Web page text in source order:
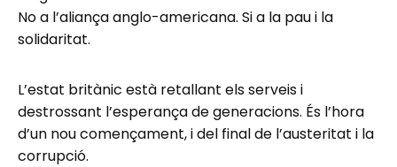
No a l’aliança anglo-americana. Si a la pau i la
solidaritat.
L’estat britànic està retallant els serveis i
destrossant l’esperança de generacions. És l’hora
d’un nou començament, i del final de l’austeritat i la
corrupció.